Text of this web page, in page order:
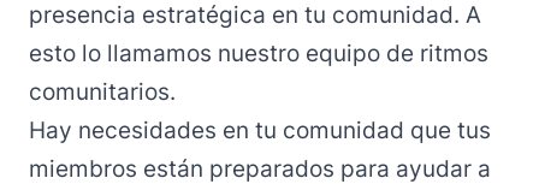
presencia estratégica en tu comunidad. A
esto lo llamamos nuestro equipo de ritmos
comunitarios.
Hay necesidades en tu comunidad que tus
miembros están preparados para ayudar a